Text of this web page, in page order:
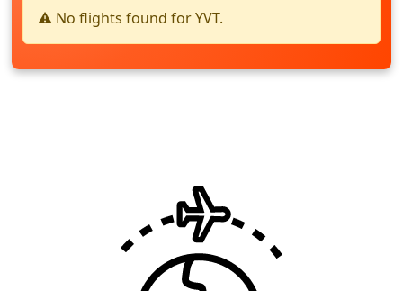
⚠️ No flights found for YVT.